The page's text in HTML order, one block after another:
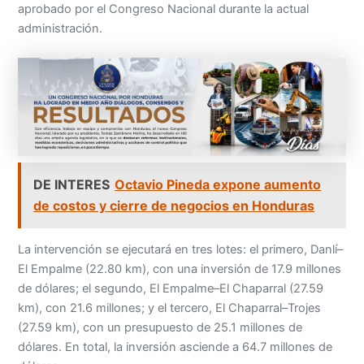
aprobado por el Congreso Nacional durante la actual
administración.
DE INTERES Octavio Pineda expone aumento
de costos y cierre de negocios en Honduras
La intervención se ejecutará en tres lotes: el primero, Danlí–
El Empalme (22.80 km), con una inversión de 17.9 millones
de dólares; el segundo, El Empalme–El Chaparral (27.59
km), con 21.6 millones; y el tercero, El Chaparral–Trojes
(27.59 km), con un presupuesto de 25.1 millones de
dólares. En total, la inversión asciende a 64.7 millones de